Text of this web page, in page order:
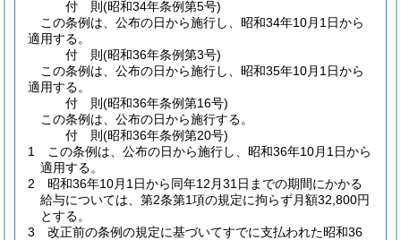
付 則(昭和34年条例第5号)
この条例は、公布の日から施行し、昭和34年10月1日から
適用する。
付 則(昭和36年条例第3号)
この条例は、公布の日から施行し、昭和35年10月1日から
適用する。
付 則(昭和36年条例第16号)
この条例は、公布の日から施行する。
付 則(昭和36年条例第20号)
1
この条例は、公布の日から施行し、昭和36年10月1日から
適用する。
2
昭和36年10月1日から同年12月31日までの期間にかかる
給与については、第2条第1項の規定に拘らず月額32,800円
とする。
3
改正前の条例の規定に基づいてすでに支払われた昭和36